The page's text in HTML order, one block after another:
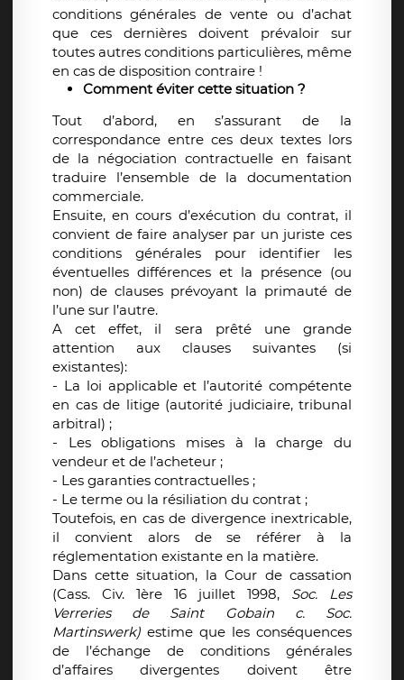
conditions générales de vente ou d’achat
que ces dernières doivent prévaloir sur
toutes autres conditions particulières, même
en cas de disposition contraire !
Comment éviter cette situation ?
Tout d’abord, en s’assurant de la
correspondance entre ces deux textes lors
de la négociation contractuelle en faisant
traduire l’ensemble de la documentation
commerciale.
Ensuite, en cours d’exécution du contrat, il
convient de faire analyser par un juriste ces
conditions générales pour identifier les
éventuelles différences et la présence (ou
non) de clauses prévoyant la primauté de
l’une sur l’autre.
A cet effet, il sera prêté une grande
attention aux clauses suivantes (si
existantes):
- La loi applicable et l’autorité compétente
en cas de litige (autorité judiciaire, tribunal
arbitral) ;
- Les obligations mises à la charge du
vendeur et de l’acheteur ;
- Les garanties contractuelles ;
- Le terme ou la résiliation du contrat ;
Toutefois, en cas de divergence inextricable,
il convient alors de se référer à la
réglementation existante en la matière.
Dans cette situation, la Cour de cassation
(Cass. Civ. 1ère 16 juillet 1998, Soc. Les
Verreries de Saint Gobain c. Soc.
Martinswerk) estime que les conséquences
de l’échange de conditions générales
d’affaires divergentes doivent être